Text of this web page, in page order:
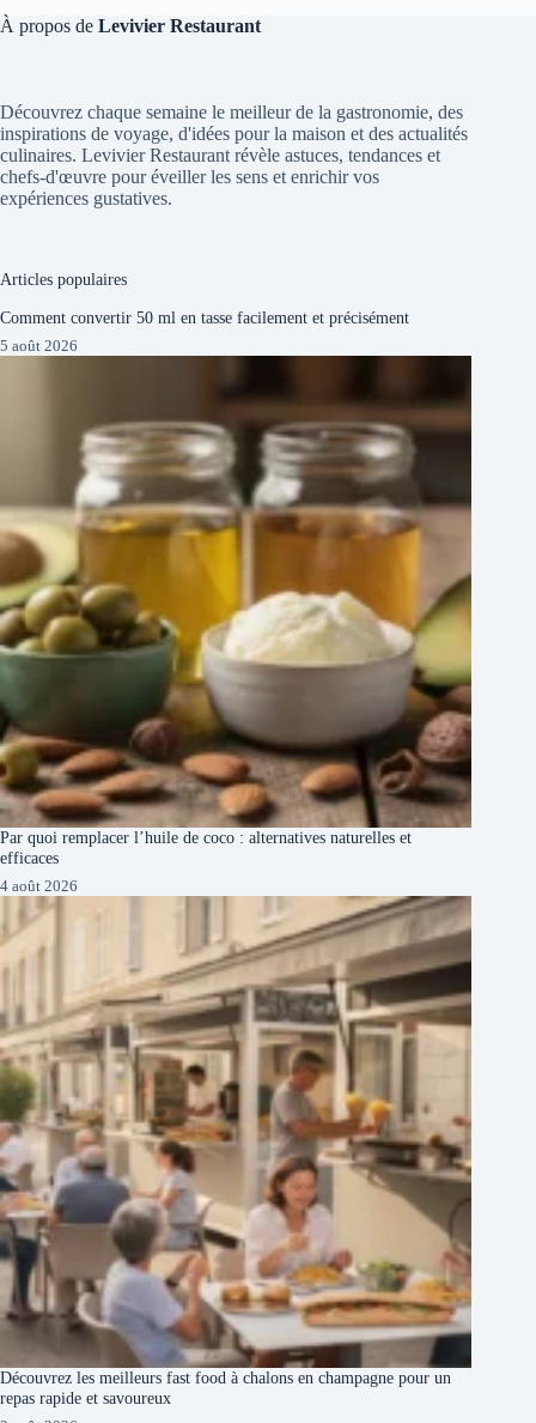
À propos de Levivier Restaurant
Découvrez chaque semaine le meilleur de la gastronomie, des
inspirations de voyage, d'idées pour la maison et des actualités
culinaires. Levivier Restaurant révèle astuces, tendances et
chefs-d'œuvre pour éveiller les sens et enrichir vos
expériences gustatives.
Articles populaires
Comment convertir 50 ml en tasse facilement et précisément
5 août 2026
Par quoi remplacer l’huile de coco : alternatives naturelles et
efficaces
4 août 2026
Découvrez les meilleurs fast food à chalons en champagne pour un
repas rapide et savoureux